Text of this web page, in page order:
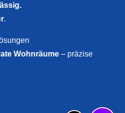
.
Wohnräume – präzise